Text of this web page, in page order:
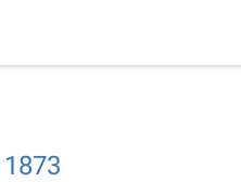
1873